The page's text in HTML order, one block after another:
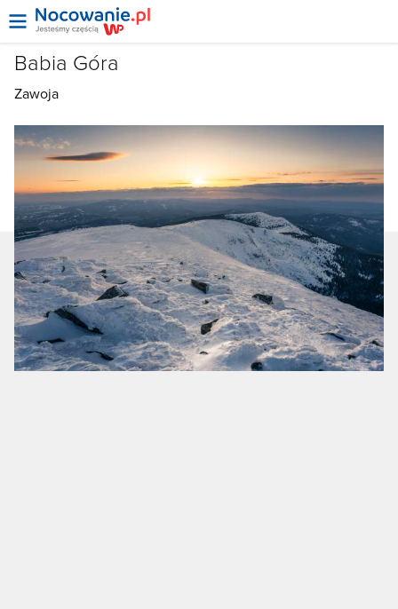
Babia Góra
Zawoja